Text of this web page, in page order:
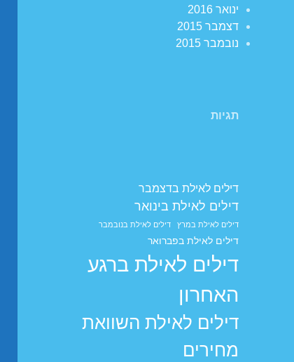
ינואר 2016
דצמבר 2015
נובמבר 2015
תגיות
דילים לאילת בדצמבר
דילים לאילת בינואר
דילים לאילת במרץ דילים לאילת בנובמבר
דילים לאילת בפברואר
דילים לאילת ברגע
האחרון
דילים לאילת השוואת
מחירים